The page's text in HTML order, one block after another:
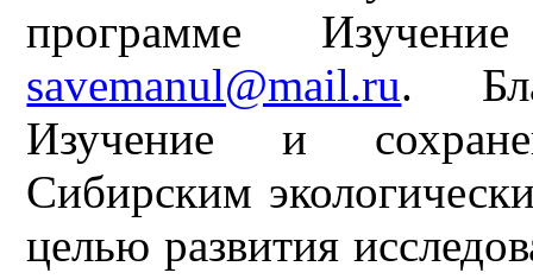
программе
savemanul@mail.ru.
Изучение и
Сибирским
целью развития